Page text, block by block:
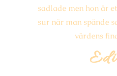
sadlade men hon är
sur när man spände
värdens